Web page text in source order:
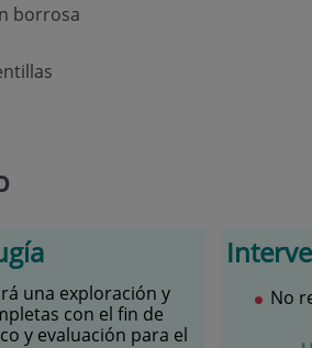
borrosa
una exploración y
con el fin de
y evaluación para el
No